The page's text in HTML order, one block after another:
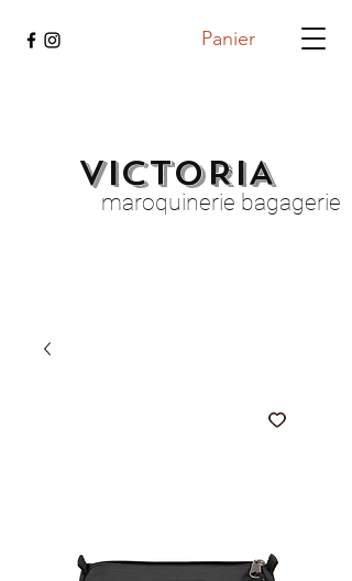
Panier
VICTORIA
maroquinerie bagagerie